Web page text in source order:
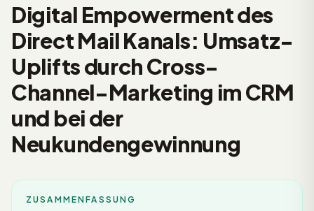
Video:
Digital Empowerment des
Direct Mail Kanals: Umsatz-
Uplifts durch Cross-
Channel-Marketing im CRM
und bei der
Neukundengewinnung
ZUSAMMENFASSUNG